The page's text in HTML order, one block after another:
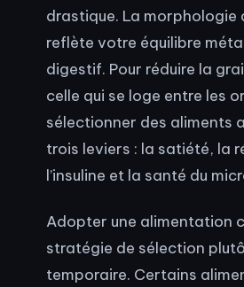
drastique. La morphologie
reflète votre équilibre
digestif. Pour réduire la
celle qui se loge entre les
sélectionner des aliments
trois leviers : la satiété, la
l’insuline et la santé du
Adopter une alimentation
stratégie de sélection
temporaire. Certains